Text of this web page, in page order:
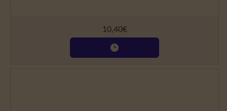
10,40€